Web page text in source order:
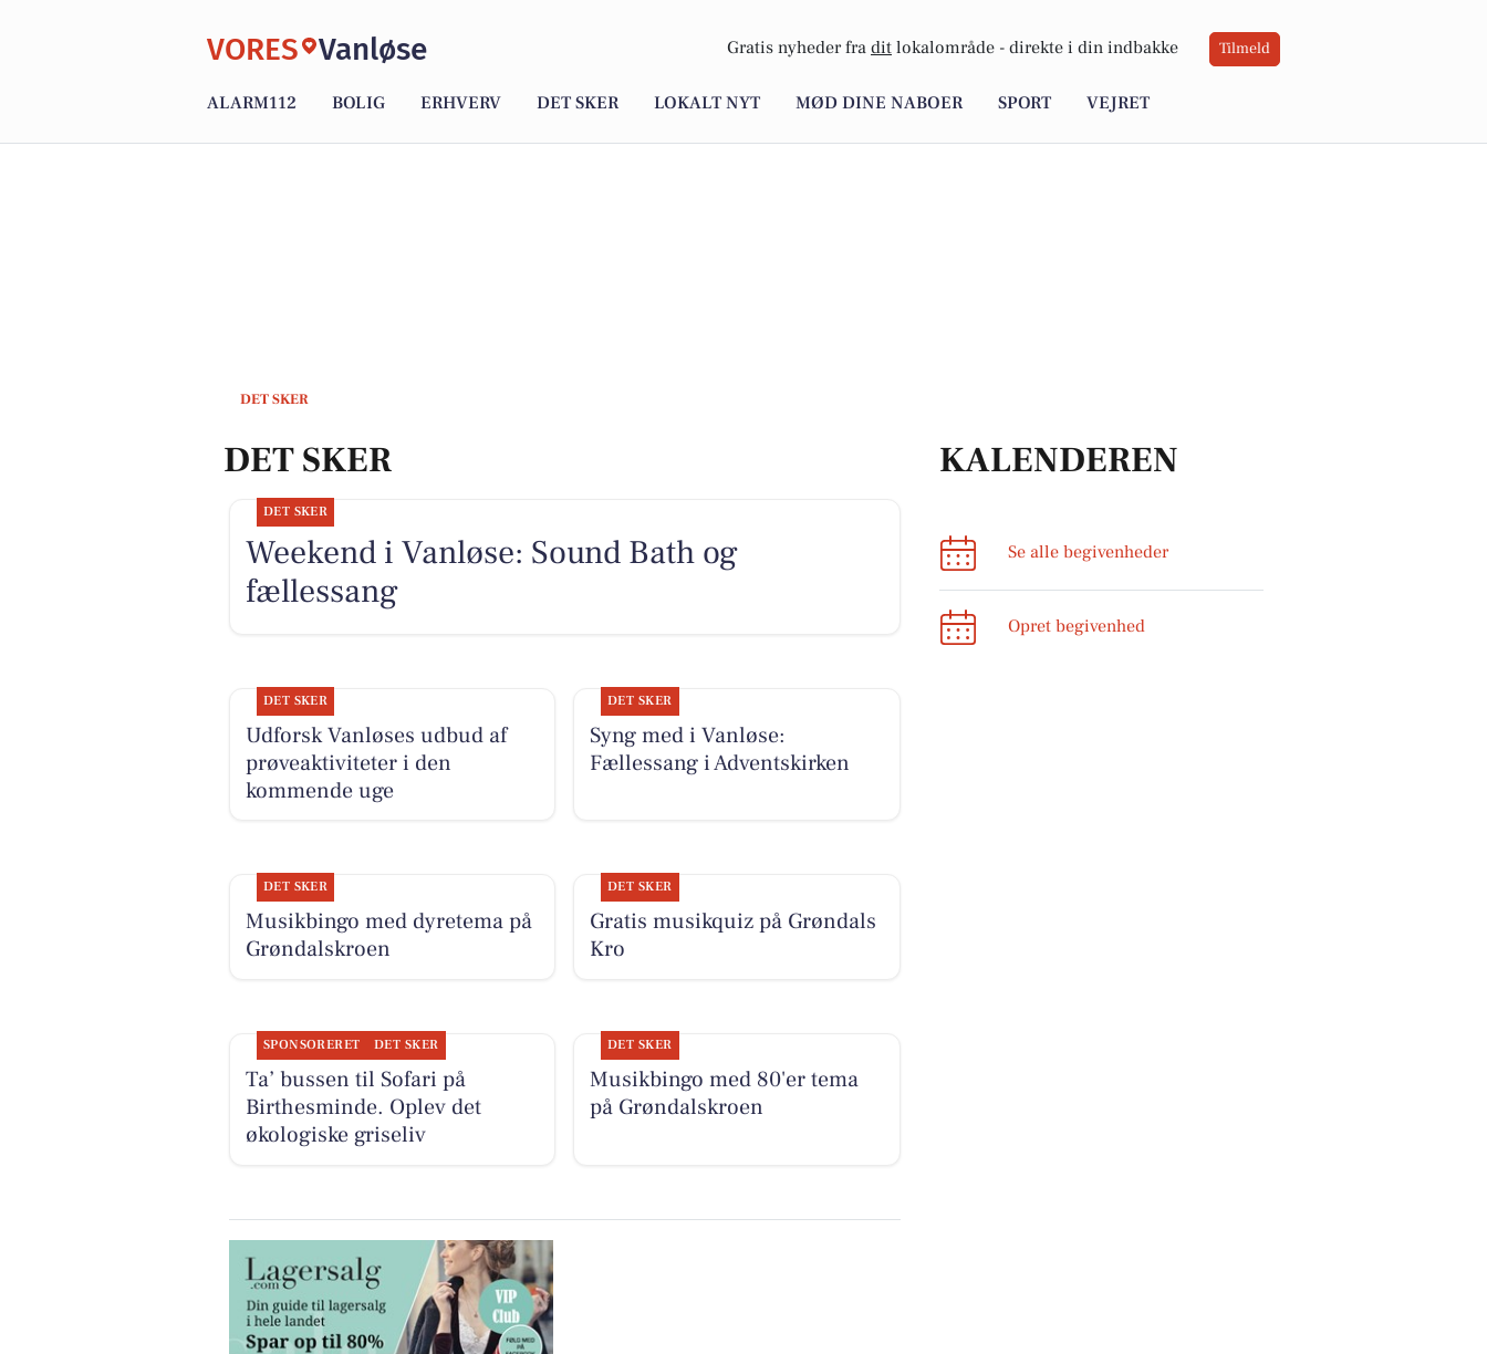
VORES Vanløse Gratis nyheder fra dit lokalområde - direkte i din indbakke Tilmeld
ALARM112 BOLIG ERHVERV DET SKER LOKALT NYT MØD DINE NABOER SPORT VEJRET
DET SKER
KALENDEREN
Se alle begivenheder
Opret begivenhed
DET SKER
DET SKER
Weekend i Vanløse: Sound Bath og
fællessang
DET SKER
Udforsk Vanløses udbud af
prøveaktiviteter i den
kommende uge
DET SKER
Syng med i Vanløse:
Fællessang i Adventskirken
DET SKER
Musikbingo med dyretema på
Grøndalskroen
DET SKER
Gratis musikquiz på Grøndals
Kro
SPONSORERET DET SKER
Ta’ bussen til Sofari på
Birthesminde. Oplev det
økologiske griseliv
DET SKER
Musikbingo med 80'er tema
på Grøndalskroen